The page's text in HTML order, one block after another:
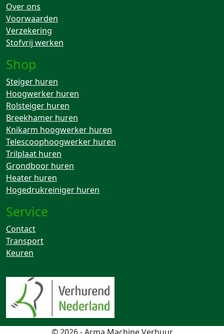
Over ons
Voorwaarden
Verzekering
Stofvrij werken
Shop
Steiger huren
Hoogwerker huren
Rolsteiger huren
Breekhamer huren
Knikarm hoogwerker huren
Telescoophoogwerker huren
Trilplaat huren
Grondboor huren
Heater huren
Hogedrukreiniger huren
Service
Contact
Transport
Keuren
© 2026 - Arma Machine Verhuur